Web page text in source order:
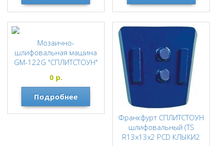
Мозаично-
шлифовальная машина
GM-122G "СПЛИТСТОУН"
СПЛИТСТОУН
0р.
Подробнее
Франкфурт СПЛИТСТОУН
шлифовальный (TS
R13х13х2 PCD КЛЫКИ2